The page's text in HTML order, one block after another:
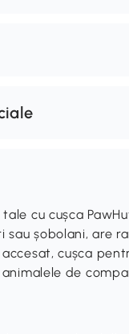
cu cușca
șobolani, are
cușca
de